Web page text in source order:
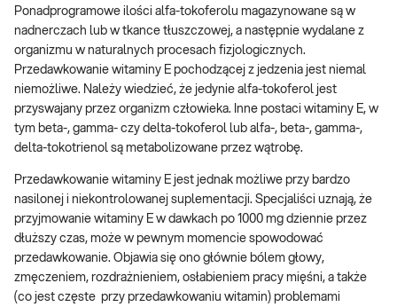
Ponadprogramowe ilości alfa-tokoferolu magazynowane są w
nadnerczach lub w tkance tłuszczowej, a następnie wydalane z
organizmu w naturalnych procesach fizjologicznych.
Przedawkowanie witaminy E pochodzącej z jedzenia jest niemal
niemożliwe. Należy wiedzieć, że jedynie alfa-tokoferol jest
przyswajany przez organizm człowieka. Inne postaci witaminy E, w
tym beta-, gamma- czy delta-tokoferol lub alfa-, beta-, gamma-,
delta-tokotrienol są metabolizowane przez wątrobę.
Przedawkowanie witaminy E jest jednak możliwe przy bardzo
nasilonej i niekontrolowanej suplementacji. Specjaliści uznają, że
przyjmowanie witaminy E w dawkach po 1000 mg dziennie przez
dłuższy czas, może w pewnym momencie spowodować
przedawkowanie. Objawia się ono głównie bólem głowy,
zmęczeniem, rozdrażnieniem, osłabieniem pracy mięśni, a także
(co jest częste przy przedawkowaniu witamin) problemami